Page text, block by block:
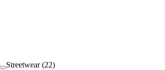
Streetwear (22)